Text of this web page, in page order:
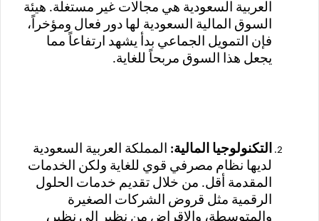
العربية السعودية هي مجالات غير مستغلة. هيئة
السوق المالية السعودية لها دور فعال ومؤخراً،
فإن التمويل الجماعي بدأ يشهد ارتفاعاً مما
يجعل هذا السوق مربحاً للغاية.
التكنولوجيا المالية: المملكة العربية السعودية
لديها نظام مصرفي قوي للغاية ولكن الخدمات
المقدمة أقل. من خلال تقديم خدمات الحلول
الرقمية مثل قروض الشركات الصغيرة
والمتوسطة، والإقراض من نظير إلى نظير،